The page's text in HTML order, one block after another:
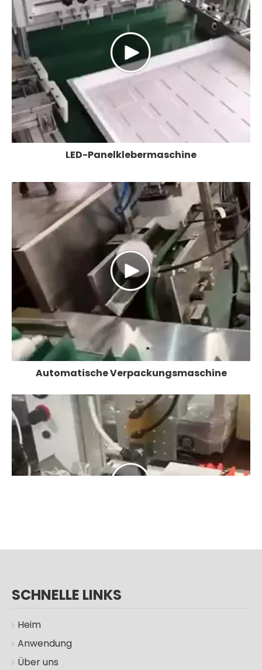
LED-Panelklebermaschine
Automatische Verpackungsmaschine
SCHNELLE LINKS
Heim
Anwendung
Über uns